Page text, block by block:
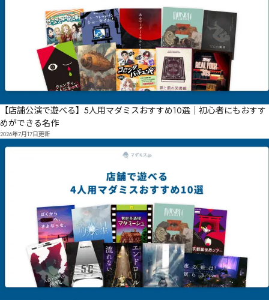
【店舗公演で遊べる】5人用マダミスおすすめ10選｜初心者にもおすす
めができる名作
2026年7月17日更新